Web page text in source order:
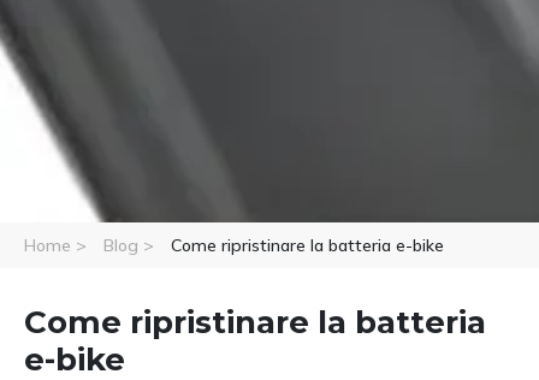
Home > Blog > Come ripristinare la batteria e-bike
Come ripristinare la batteria
e-bike